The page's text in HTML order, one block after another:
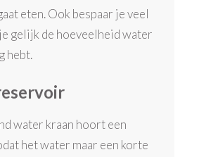
eten. Ook bespaar je veel
gelijk de hoeveelheid water
hebt.
water kraan hoort een
het water maar een korte